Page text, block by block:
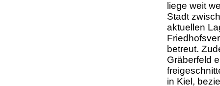
liege weit
Stadt
aktuellen
betreut.
Gräberfeld
in Kiel,